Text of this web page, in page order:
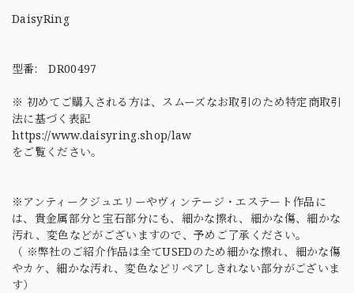
DaisyRing
型番: DR00497
※ 初めてご購入される方は、スムーズなお取引のため特定商取引
法に基づく表記
https://www.daisyring.shop/law
をご覧ください。
※アンティークジュエリーやヴィンテージ・エステート作品に
は、貴金属部分と宝石部分にも、細かな擦れ、細かな傷、細かな
汚れ、変色などがございますので、予めご了承ください。
（ ※弊社のご紹介作品は全てUSEDのため細かな擦れ、細かな傷
やカケ、細かな汚れ、変色などリペアしきれない部分がございま
す）